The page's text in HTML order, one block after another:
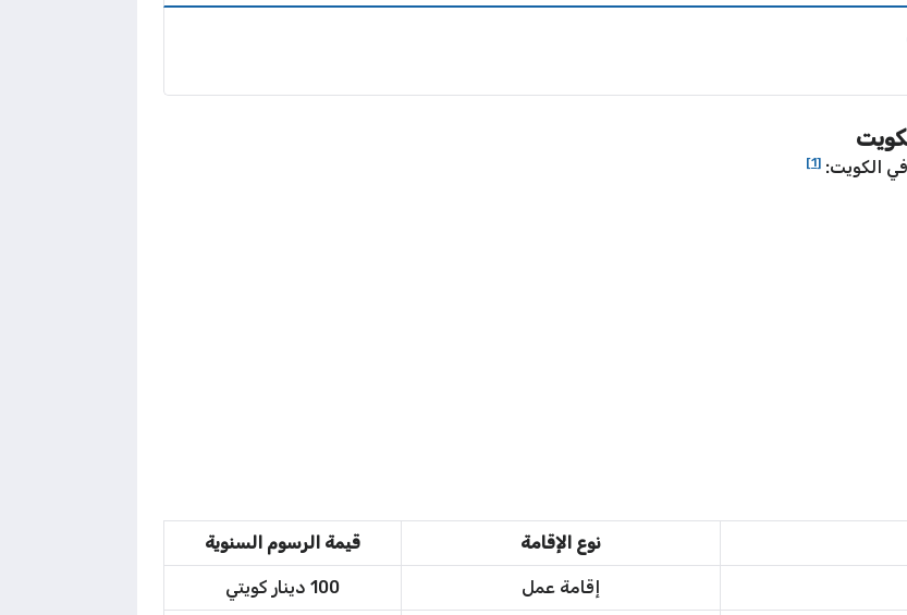
الكويت: [1]
نوع الإقامة قيمة الرسوم السنوية
إقامة عمل 100 دينار كويتي